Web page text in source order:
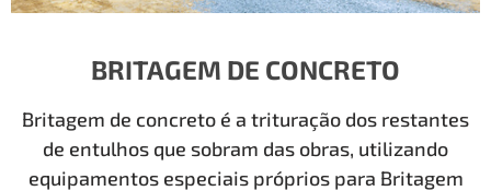
BRITAGEM DE CONCRETO
Britagem de concreto é a trituração dos restantes
de entulhos que sobram das obras, utilizando
equipamentos especiais próprios para Britagem